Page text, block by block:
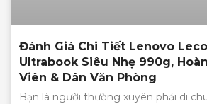
Đánh Giá Chi Tiết Lenovo
Ultrabook Siêu Nhẹ 990g,
Viên & Dân Văn Phòng
Bạn là người thường xuyên phải di